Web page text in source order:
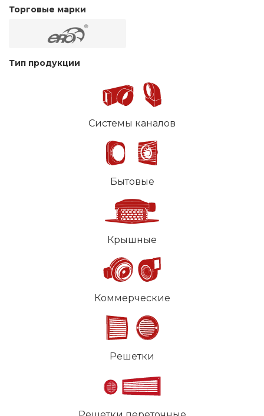
Торговые марки
Тип продукции
Системы каналов
Бытовые
Крышные
Коммерческие
Решетки